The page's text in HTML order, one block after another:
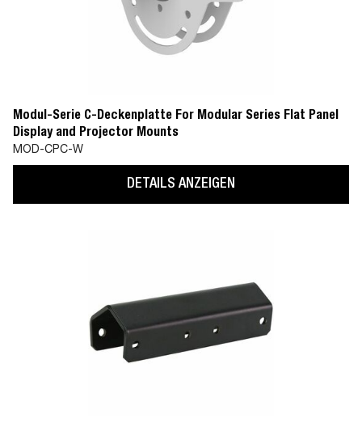
Modul-Serie C-Deckenplatte For Modular Series Flat Panel
Display and Projector Mounts
MOD-CPC-W
DETAILS ANZEIGEN